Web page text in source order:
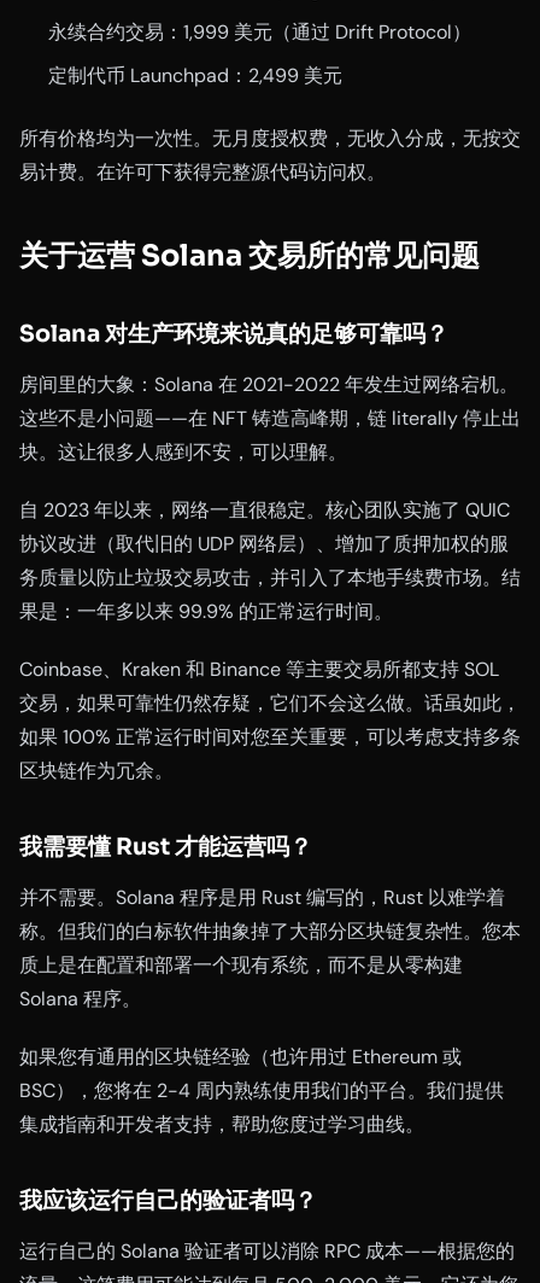
永续合约交易：1,999 美元（通过 Drift Protocol）
定制代币 Launchpad：2,499 美元
所有价格均为一次性。无月度授权费，无收入分成，无按交
易计费。在许可下获得完整源代码访问权。
关于运营 Solana 交易所的常见问题
Solana 对生产环境来说真的足够可靠吗？
房间里的大象：Solana 在 2021-2022 年发生过网络宕机。
这些不是小问题——在 NFT 铸造高峰期，链 literally 停止出
块。这让很多人感到不安，可以理解。
自 2023 年以来，网络一直很稳定。核心团队实施了 QUIC
协议改进（取代旧的 UDP 网络层）、增加了质押加权的服
务质量以防止垃圾交易攻击，并引入了本地手续费市场。结
果是：一年多以来 99.9% 的正常运行时间。
Coinbase、Kraken 和 Binance 等主要交易所都支持 SOL
交易，如果可靠性仍然存疑，它们不会这么做。话虽如此，
如果 100% 正常运行时间对您至关重要，可以考虑支持多条
区块链作为冗余。
我需要懂 Rust 才能运营吗？
并不需要。Solana 程序是用 Rust 编写的，Rust 以难学着
称。但我们的白标软件抽象掉了大部分区块链复杂性。您本
质上是在配置和部署一个现有系统，而不是从零构建
Solana 程序。
如果您有通用的区块链经验（也许用过 Ethereum 或
BSC），您将在 2-4 周内熟练使用我们的平台。我们提供
集成指南和开发者支持，帮助您度过学习曲线。
我应该运行自己的验证者吗？
运行自己的 Solana 验证者可以消除 RPC 成本——根据您的